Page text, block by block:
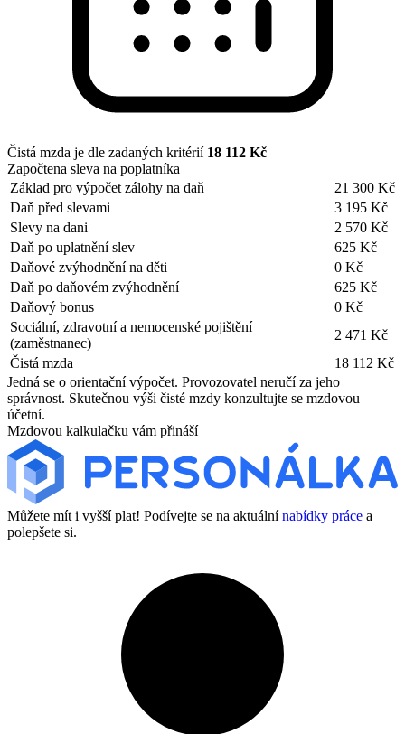
Čistá mzda je dle zadaných kritérií 18 112 Kč
Započtena sleva na poplatníka
Základ pro výpočet zálohy na daň
21 300 Kč
Daň před slevami
3 195 Kč
Slevy na dani
2 570 Kč
Daň po uplatnění slev
625 Kč
Daňové zvýhodnění na děti
0 Kč
Daň po daňovém zvýhodnění
625 Kč
Daňový bonus
0 Kč
Sociální, zdravotní a nemocenské pojištění
(zaměstnanec)
2 471 Kč
Čistá mzda
18 112 Kč
Jedná se o orientační výpočet. Provozovatel neručí za jeho
správnost. Skutečnou výši čisté mzdy konzultujte se mzdovou
účetní.
Mzdovou kalkulačku vám přináší
Můžete mít i vyšší plat! Podívejte se na aktuálnínabídky práce a
polepšete si.